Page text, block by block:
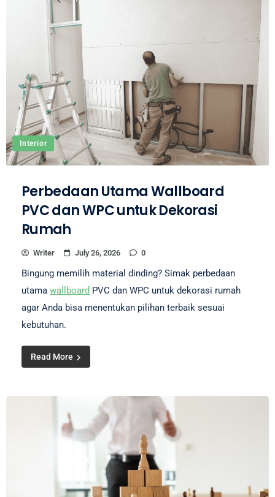
Interior
Perbedaan Utama Wallboard
PVC dan WPC untuk Dekorasi
Rumah
Writer July 26, 2026 0
Bingung memilih material dinding? Simak perbedaan
utama wallboard PVC dan WPC untuk dekorasi rumah
agar Anda bisa menentukan pilihan terbaik sesuai
kebutuhan.
Read More